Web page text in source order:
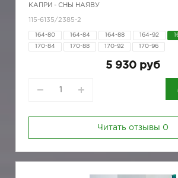
КАПРИ - СНЫ НАЯВУ
115-6135/2385-2
164-80 164-84 164-88 164-92
170-84 170-88 170-92 170-96
5 930 руб
Читать отзывы 0